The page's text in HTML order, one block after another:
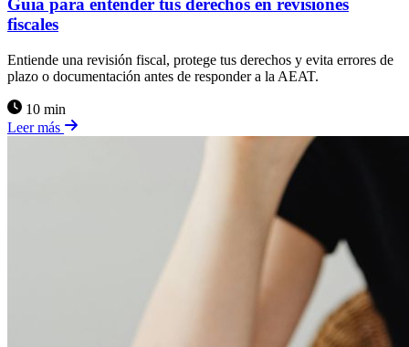
Guía para entender tus derechos en revisiones
fiscales
Entiende una revisión fiscal, protege tus derechos y evita errores de
plazo o documentación antes de responder a la AEAT.
10 min
Leer más